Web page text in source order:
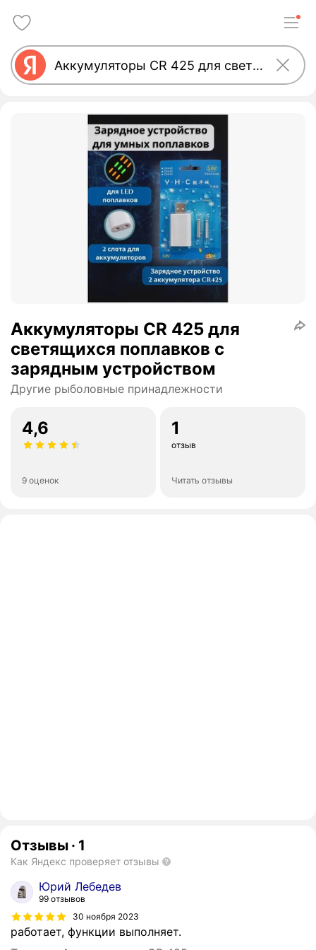
Аккумуляторы CR 425 для
светящихся поплавков с
зарядным устройством
Другие рыболовные принадлежности
4,6
9 оценок
1
отзыв
Читать отзывы
Отзывы · 1
Как Яндекс проверяет отзывы
Юрий Лебедев
99 отзывов
30 ноября 2023
работает, функции выполняет.